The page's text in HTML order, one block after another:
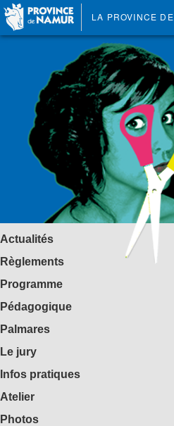
LA PROVINCE DE
Actualités
Règlements
Programme
Pédagogique
Palmares
Le jury
Infos pratiques
Atelier
Photos